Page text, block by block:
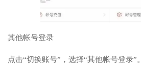
其他帐号登录
点击“切换账号”，选择“其他帐号登录”。